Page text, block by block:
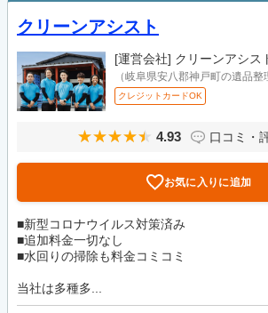
クリーンアシスト
[運営会社] クリーンアシス
（岐阜県安八郡神戸町の遺品整
クレジットカードOK
4.93 口コミ・
お気に入りに追加
■新型コロナウイルス対策済み
■追加料金一切なし
■水回りの掃除も料金コミコミ
当社は多種多...